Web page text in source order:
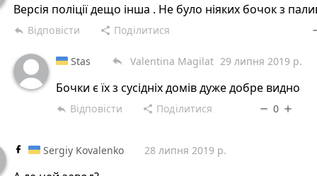
Версія поліції дещо інша . Не було ніяких бочок з
reply Відповісти share Поділитися
Stas reply Valentina Magilat 29 липня 2019 р.
Бочки є їх з сусідніх домів дуже добре видно
reply Відповісти share Поділитися remove 0 add
Sergiy Kovalenko 28 липня 2019 р.